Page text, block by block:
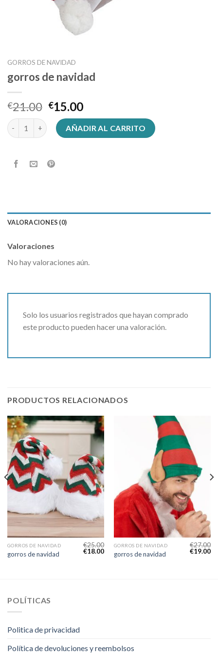
GORROS DE NAVIDAD
gorros de navidad
€21.00 €15.00
gorros de navidad cantidadAÑADIR AL CARRITO
VALORACIONES (0)
Valoraciones
No hay valoraciones aún.
Solo los usuarios registrados que hayan comprado
este producto pueden hacer una valoración.
PRODUCTOS RELACIONADOS
GORROS DE NAVIDAD
gorros de navidad
€25.00
€18.00
GORROS DE NAVIDAD
gorros de navidad
€27.00
€19.00
POLÍTICAS
Politica de privacidad
Política de devoluciones y reembolsos